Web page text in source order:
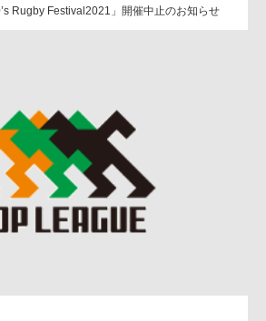
Rugby Festival2021」開催中止のお知らせ